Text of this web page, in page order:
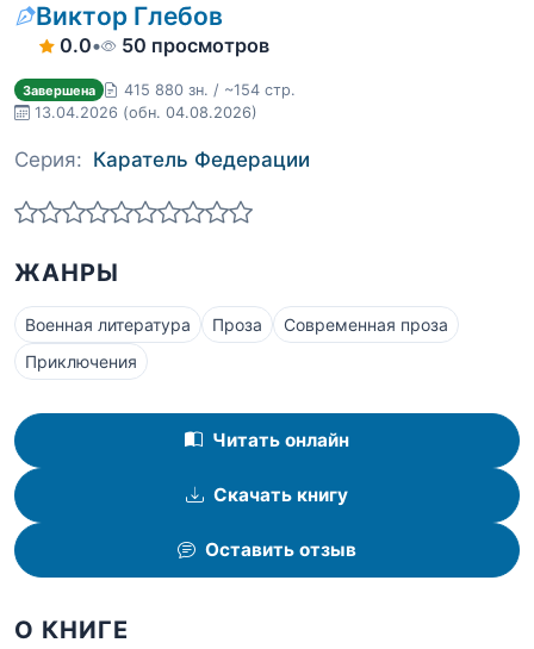
Виктор Глебов
0.0• 50 просмотров
Завершена
415 880 зн. / ~154 стр.
13.04.2026 (обн. 04.08.2026)
Серия: Каратель Федерации
ЖАНРЫ
Военная литература Проза
Современная проза
Приключения
Читать онлайн
Скачать книгу
Оставить отзыв
О КНИГЕ